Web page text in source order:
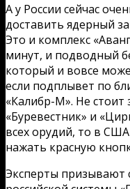
А у России сейчас
доставить ядерный
Это и комплекс
минут, и подводный
который и вовсе
если подплывет по
«Калибр-М». Не стоит
«Буревестник» и
всех орудий, то в
нажать красную
Эксперты призывают